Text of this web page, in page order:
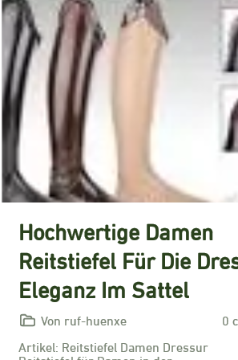
Hochwertige Damen
Reitstiefel Für Die
Eleganz Im Sattel
Von ruf-huenxe
0
Artikel: Reitstiefel Damen Dressur